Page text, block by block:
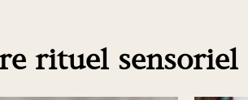
rituel sensoriel